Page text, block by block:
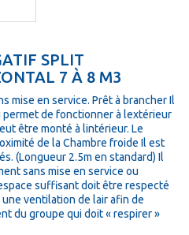
SPLIT
7 À 8 M3
mise en service. Prêt à brancher Il
de fonctionner à lextérieur
être monté à lintérieur. Le
de la Chambre froide Il est
(Longueur 2.5m en standard) Il
sans mise en service ou
suffisant doit être respecté
ventilation de lair afin de
du groupe qui doit « respirer »